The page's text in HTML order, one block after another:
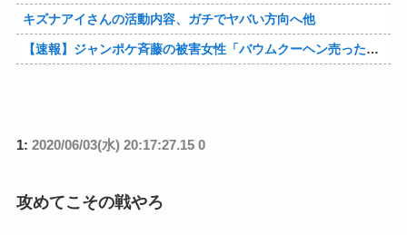
キズナアイさんの活動内容、ガチでヤバい方向へ他
【速報】ジャンポケ斉藤の被害女性「バウムクーヘン売ったりTikTokライブしててムカついたから示談しなかった」他
1: 2020/06/03(水) 20:17:27.15 0
攻めてこその戦やろ